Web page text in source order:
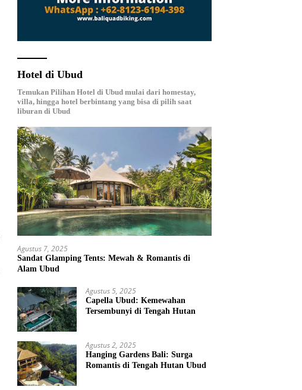
Hotel di Ubud
Temukan Pilihan Hotel di Ubud mulai dari homestay,
villa, hingga hotel berbintang yang bisa di pilih saat
liburan di Ubud
Agustus 7, 2025
Sandat Glamping Tents: Mewah & Romantis di
Alam Ubud
Agustus 5, 2025
Capella Ubud: Kemewahan
Tersembunyi di Tengah Hutan
Agustus 2, 2025
Hanging Gardens Bali: Surga
Romantis di Tengah Hutan Ubud